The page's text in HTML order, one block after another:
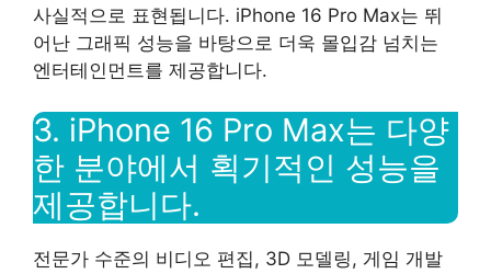
사실적으로 표현됩니다. iPhone 16 Pro Max는 뛰
어난 그래픽 성능을 바탕으로 더욱 몰입감 넘치는
엔터테인먼트를 제공합니다.
3. iPhone 16 Pro Max는 다양
한 분야에서 획기적인 성능을
제공합니다.
전문가 수준의 비디오 편집, 3D 모델링, 게임 개발